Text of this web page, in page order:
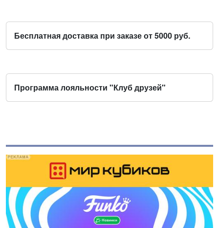
Бесплатная доставка при заказе от 5000 руб.
Программа лояльности "Клуб друзей"